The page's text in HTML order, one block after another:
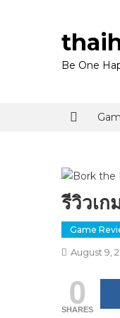
Be One
รีวิวเ
Game
August 9,
0
SHARES